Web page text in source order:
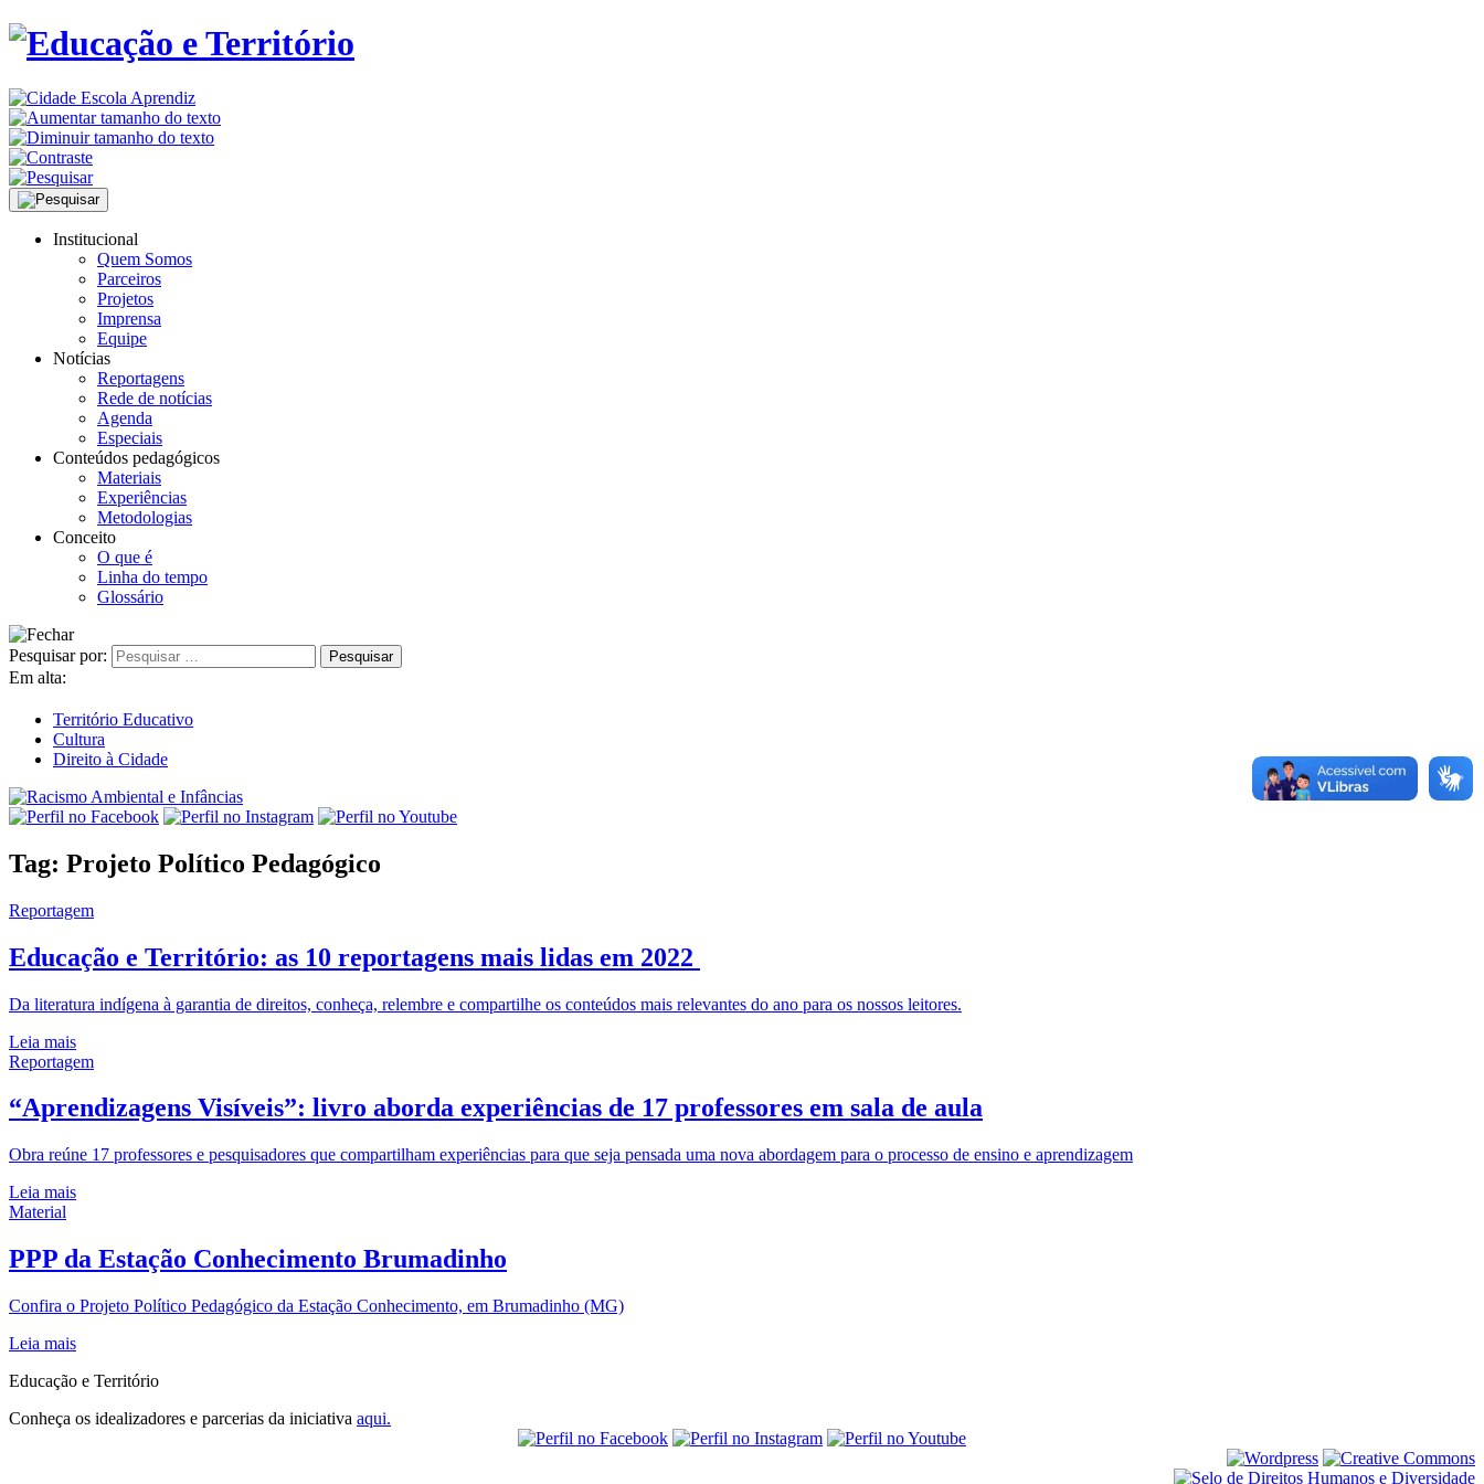
Institucional
Quem Somos
Parceiros
Projetos
Imprensa
Equipe
Notícias
Reportagens
Rede de notícias
Agenda
Especiais
Conteúdos pedagógicos
Materiais
Experiências
Metodologias
Conceito
O que é
Linha do tempo
Glossário
Pesquisar por:
Em alta:
Território Educativo
Cultura
Direito à Cidade
Tag: Projeto Político Pedagógico
Reportagem
Educação e Território: as 10 reportagens mais lidas em 2022
Da literatura indígena à garantia de direitos, conheça, relembre e compartilhe os conteúdos mais relevantes do ano para os nossos leitores.
Leia mais
Reportagem
“Aprendizagens Visíveis”: livro aborda experiências de 17 professores em sala de aula
Obra reúne 17 professores e pesquisadores que compartilham experiências para que seja pensada uma nova abordagem para o processo de ensino e aprendizagem
Leia mais
Material
PPP da Estação Conhecimento Brumadinho
Confira o Projeto Político Pedagógico da Estação Conhecimento, em Brumadinho (MG)
Leia mais
Educação e Território
Conheça os idealizadores e parcerias da iniciativa aqui.